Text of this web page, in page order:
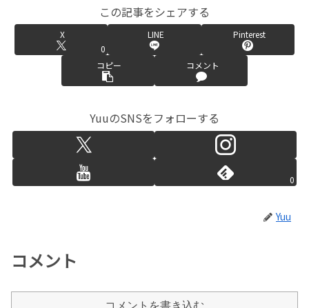
この記事をシェアする
X
0
LINE Pinterest
コピー コメント
YuuのSNSをフォローする
0
Yuu
コメント
コメントを書き込む